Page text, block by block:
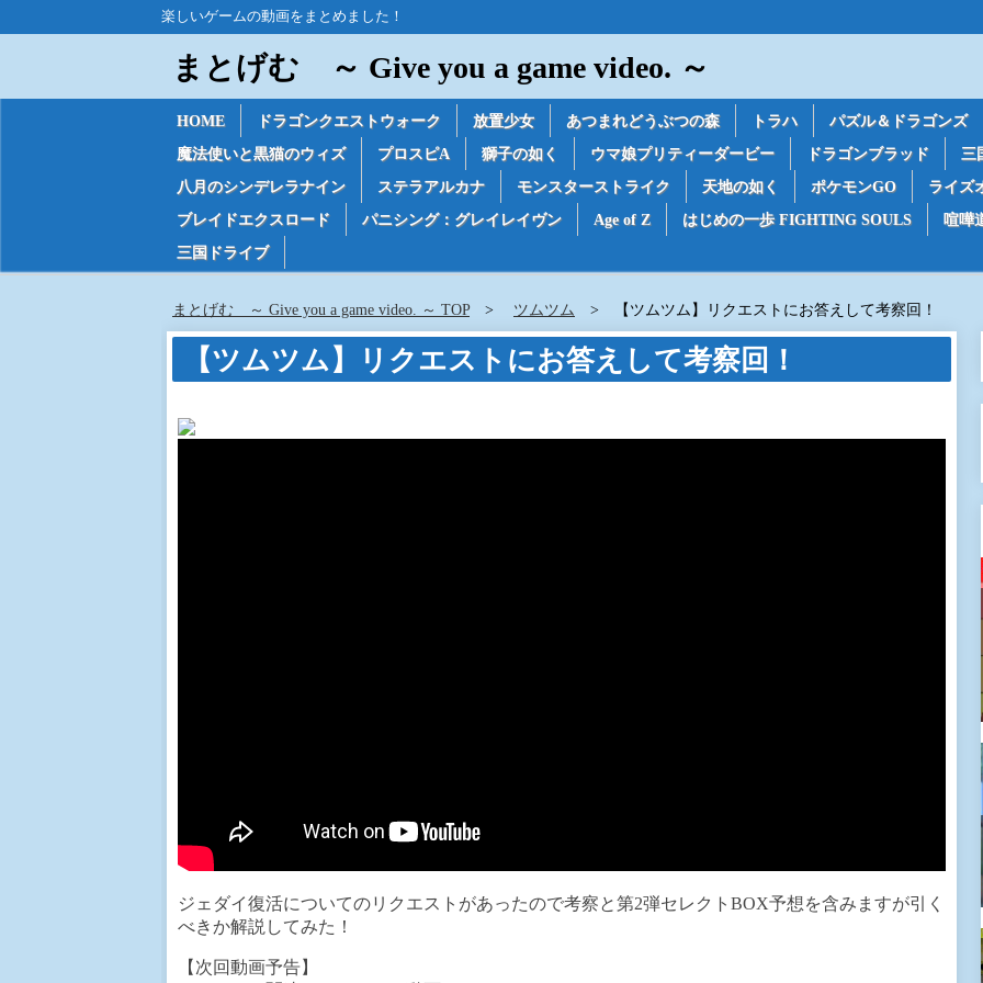
楽しいゲームの動画をまとめました！
まとげむ ～ Give you a game video. ～
HOME ドラゴンクエストウォーク 放置少女 あつまれどうぶつの森 トラハ
パズル＆ドラゴンズ
魔法使いと黒猫のウィズ
プロスピA 獅子の如く ウマ娘プリティーダービー ドラゴンブラッド
三
八月のシンデレラナイン
ステラアルカナ モンスターストライク 天地の如く ポケモンGO
ライズ
ブレイドエクスロード
パニシング：グレイレイヴン Age of Z はじめの一歩 FIGHTING SOULS
喧嘩
三国ドライブ
まとげむ ～ Give you a game video. ～ TOP ツムツム 【ツムツム】リクエストにお答えして考察回！
【ツムツム】リクエストにお答えして考察回！
ジェダイ復活についてのリクエストがあったので考察と第2弾セレクトBOX予想を含みますが引く
べきか解説してみた！
【次回動画予告】